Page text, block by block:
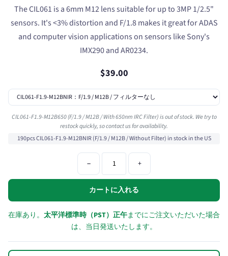
The CIL061 is a 6mm M12 lens suitable for up to 3MP 1/2.5"
sensors. It's <3% distortion and F/1.8 makes it great for ADAS
and computer vision applications on sensors like Sony's
IMX290 and AR0234.
$39.00
CIL061-F1.9-M12B650 (F/1.9 / M12B / With 650nm IRC Filter) is out of stock. We try to
restock quickly, so contact us for availability.
190pcs CIL061-F1.9-M12BNIR (F/1.9 / M12B / Without Filter) in stock in the US
− +
カートに入れる
在庫あり。 太平洋標準時（PST）正午までにご注文いただいた場合
は、当日発送いたします。